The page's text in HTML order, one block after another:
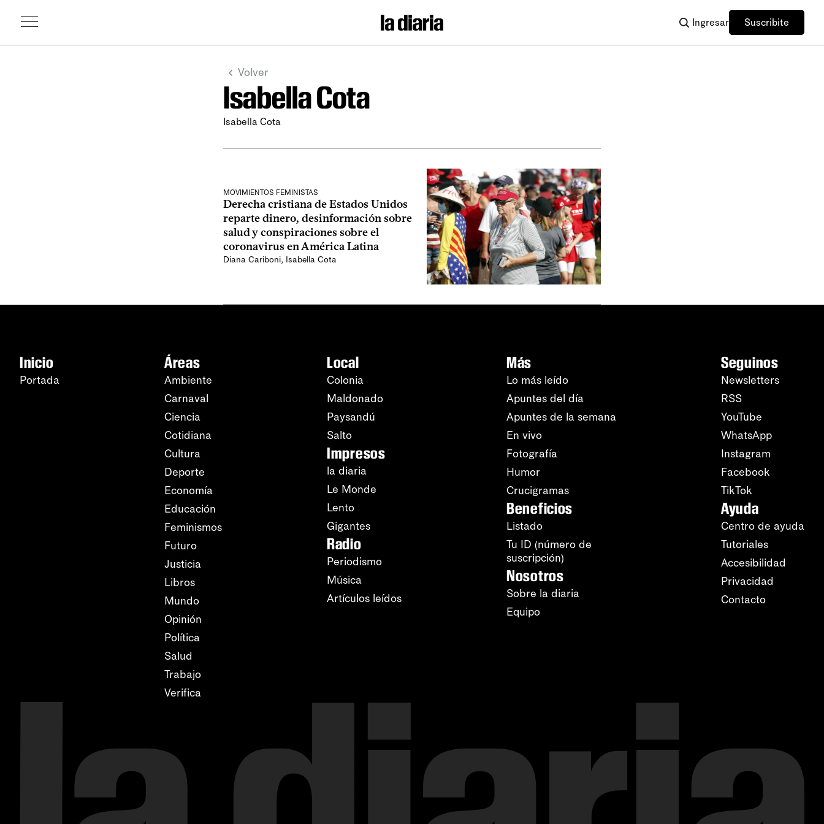
Ingresar Suscribite
Volver
Isabella Cota
Isabella Cota
MOVIMIENTOS FEMINISTAS
Derecha cristiana de Estados Unidos
reparte dinero, desinformación sobre
salud y conspiraciones sobre el
coronavirus en América Latina
Diana Cariboni, Isabella Cota
Inicio
Portada
Áreas
Ambiente
Carnaval
Ciencia
Cotidiana
Cultura
Deporte
Economía
Educación
Feminismos
Futuro
Justicia
Libros
Mundo
Opinión
Política
Salud
Trabajo
Verifica
Local
Colonia
Maldonado
Paysandú
Salto
Impresos
la diaria
Le Monde
Lento
Gigantes
Radio
Periodismo
Música
Artículos leídos
Más
Lo más leído
Apuntes del día
Apuntes de la semana
En vivo
Fotografía
Humor
Crucigramas
Beneficios
Listado
Tu ID (número de
suscripción)
Nosotros
Sobre la diaria
Equipo
Seguinos
Newsletters
RSS
YouTube
WhatsApp
Instagram
Facebook
TikTok
Ayuda
Centro de ayuda
Tutoriales
Accesibilidad
Privacidad
Contacto